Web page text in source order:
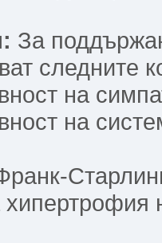
За
следните
на
на